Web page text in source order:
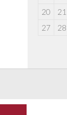
20
21
27
28